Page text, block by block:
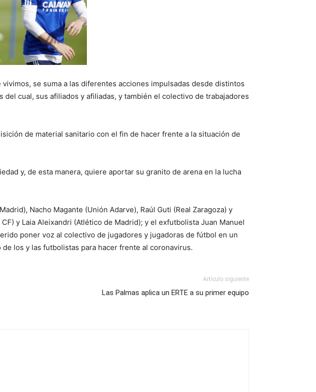
se suma a las diferentes acciones impulsadas desde distintos
cual, sus afiliados y afiliadas, y también el colectivo de trabajadores
de material sanitario con el fin de hacer frente a la situación de
y, de esta manera, quiere aportar su granito de arena en la lucha
Nacho Magante (Unión Adarve), Raúl Guti (Real Zaragoza) y
y Laia Aleixandri (Atlético de Madrid); y el exfutbolista Juan Manuel
poner voz al colectivo de jugadores y jugadoras de fútbol en un
los y las futbolistas para hacer frente al coronavirus.
Artículo siguiente
Las Palmas aplica un ERTE a su primer equipo